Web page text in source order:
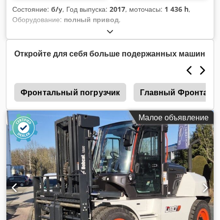
Состояние: б/у, Год выпуска: 2017, моточасы: 1 436 h,
Оборудование: полный привод,
Откройте для себя больше подержанных машин
Фронтальный погрузчик Главный
Малое объявление